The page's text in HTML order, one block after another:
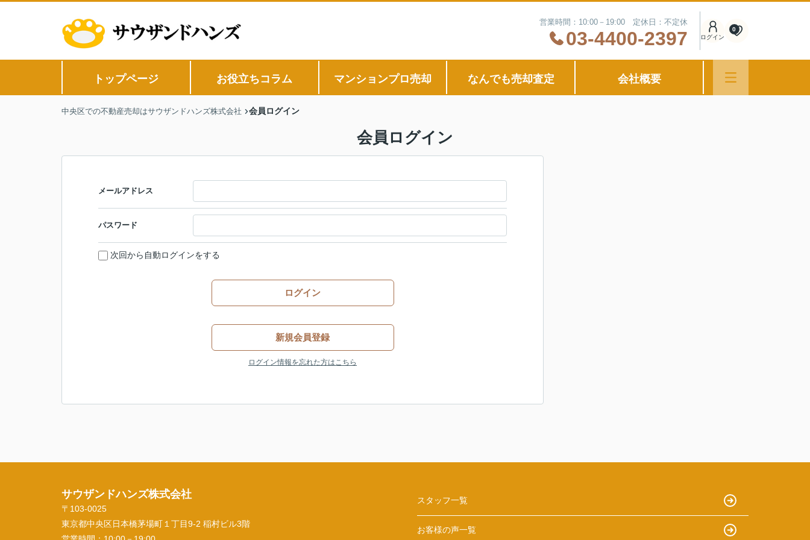
営業時間：10:00－19:00 定休日：不定休
03-4400-2397 ログイン
0
トップページ お役立ちコラム マンションプロ売却 なんでも売却査定 会社概要
中央区での不動産売却はサウザンドハンズ株式会社 会員ログイン
会員ログイン
メールアドレス
パスワード
次回から自動ログインをする
ログイン
新規会員登録
ログイン情報を忘れた方はこちら
サウザンドハンズ株式会社
〒103-0025
東京都中央区日本橋茅場町１丁目9-2 稲村ビル3階
スタッフ一覧
お客様の声一覧